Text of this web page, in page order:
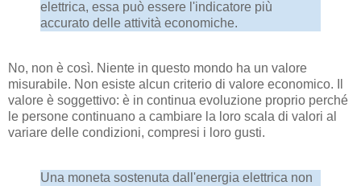
elettrica, essa può essere l'indicatore più
accurato delle attività economiche.
No, non è così. Niente in questo mondo ha un valore
misurabile. Non esiste alcun criterio di valore economico. Il
valore è soggettivo: è in continua evoluzione proprio perché
le persone continuano a cambiare la loro scala di valori al
variare delle condizioni, compresi i loro gusti.
Una moneta sostenuta dall'energia elettrica non